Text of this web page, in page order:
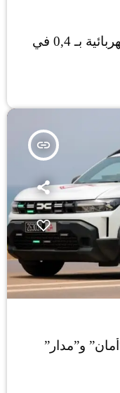
ارتفاع الإنتاج الوطني للطاقة الكهربائية بـ 0,4 في
insert_link
و”مدار”